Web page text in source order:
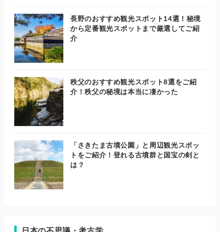
長野のおすすめ観光スポット14選！秘境
から定番観光スポットまで厳選してご紹
介
秩父のおすすめ観光スポット8選をご紹
介！秩父の秘境は本当に凄かった
「さきたま古墳公園」と周辺観光スポッ
トをご紹介！登れる古墳群と国宝の剣と
は？